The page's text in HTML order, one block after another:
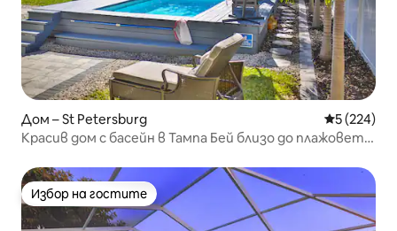
Дом – St Petersburg Средна
5 (224)
Красив дом с басейн в Тампа Бей близо до плажовете
Избор на гостите
Избор на гостите